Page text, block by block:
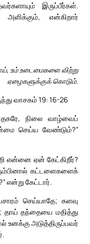
இருப்பீர்கள்.
என்கிறார்
உம் உடைமைகளை விற்று
ஏழைகளுக்குக் கொடும்.
வாசகம் 19: 16-26
நிலை வாழ்வைப்
செய்ய வேண்டும்?”
என்னை ஏன் கேட்கிறீர்?
கட்டளைகளைக்
என்று கேட்டார்.
செய்யாதே; களவு
தந்தையை மதித்து
உனக்கு அடுத்திருப்பவர்